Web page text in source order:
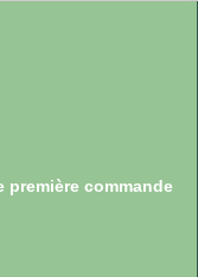
première commande